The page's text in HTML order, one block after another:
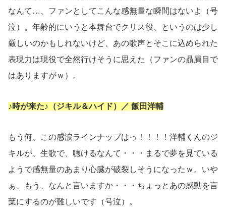
なんて…、ファンとしてこんな感無量な瞬間はないよ（号
泣）。年齢的にいうと本舞台でクリス役、というのは少し
厳しいのかもしれないけど、あの歌声とそこに込められた
表現力は現役で全然行けそうに思えた（ファンの贔屓目で
はありますがｗ）。
♪時が来た♪（ジキル＆ハイド）／ 飯田洋輔
もう何、この感涙ラインナップはっ！！！！洋輔くんのジ
キルが、生歌で、聴けるなんて・・・まるで夢を見ている
ようで感無量のあまり心臓が破裂しそうになったｗ。いや
ぁ、もう、なんと言いますか・・・ちょっとあの感動を言
葉にするのが難しいです（号泣）。